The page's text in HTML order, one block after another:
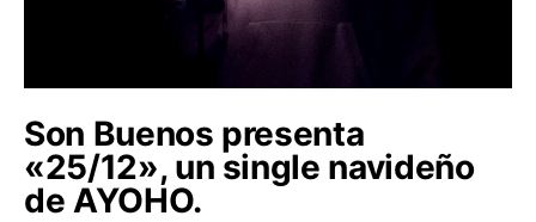
Son Buenos presenta
«25/12», un single navideño
de AYOHO.